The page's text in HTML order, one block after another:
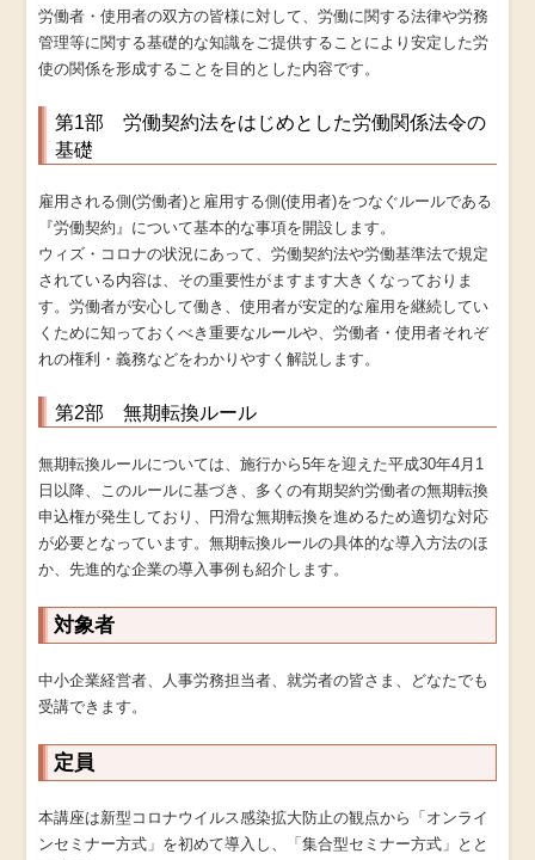
労働者・使用者の双方の皆様に対して、労働に関する法律や労務
管理等に関する基礎的な知識をご提供することにより安定した労
使の関係を形成することを目的とした内容です。
第1部 労働契約法をはじめとした労働関係法令の
基礎
雇用される側(労働者)と雇用する側(使用者)をつなぐルールである
『労働契約』について基本的な事項を開設します。
ウィズ・コロナの状況にあって、労働契約法や労働基準法で規定
されている内容は、その重要性がますます大きくなっておりま
す。労働者が安心して働き、使用者が安定的な雇用を継続してい
くために知っておくべき重要なルールや、労働者・使用者それぞ
れの権利・義務などをわかりやすく解説します。
第2部 無期転換ルール
無期転換ルールについては、施行から5年を迎えた平成30年4月1
日以降、このルールに基づき、多くの有期契約労働者の無期転換
申込権が発生しており、円滑な無期転換を進めるため適切な対応
が必要となっています。無期転換ルールの具体的な導入方法のほ
か、先進的な企業の導入事例も紹介します。
対象者
中小企業経営者、人事労務担当者、就労者の皆さま、どなたでも
受講できます。
定員
本講座は新型コロナウイルス感染拡大防止の観点から「オンライ
ンセミナー方式」を初めて導入し、「集合型セミナー方式」とと